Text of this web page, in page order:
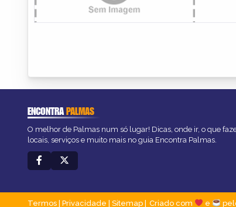
ENCONTRAPALMAS
O melhor de Palmas num só lugar! Dicas, onde ir, o que
locais, serviços e muito mais no guia Encontra Palmas.
Termos Privacidade Sitemap Criado com e